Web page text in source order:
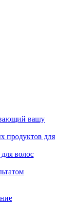
вашу
продуктов для
волос